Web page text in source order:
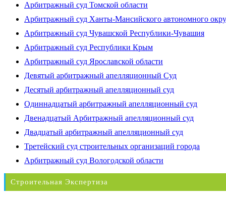
Арбитражный суд Томской области
Арбитражный суд Ханты-Мансийского автономного
Арбитражный суд Чувашской Республики-Чувашия
Арбитражный суд Республики Крым
Арбитражный суд Ярославской области
Девятый арбитражный апелляционный Суд
Десятый арбитражный апелляционный суд
Одиннадцатый арбитражный апелляционный суд
Двенадцатый Арбитражный апелляционный суд
Двадцатый арбитражный апелляционный суд
Третейский суд строительных организаций города
Арбитражный суд Вологодской области
Строительная Экспертиза